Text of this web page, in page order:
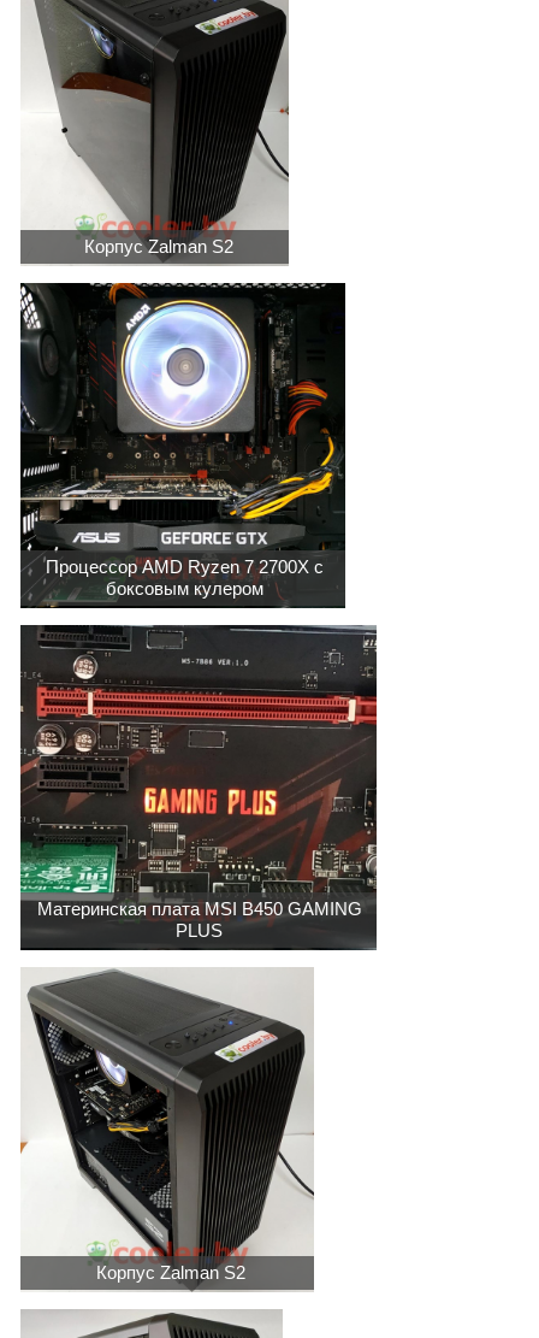
Корпус Zalman S2
Процессор AMD Ryzen 7 2700X с
боксовым кулером
Материнская плата MSI B450 GAMING
PLUS
Корпус Zalman S2